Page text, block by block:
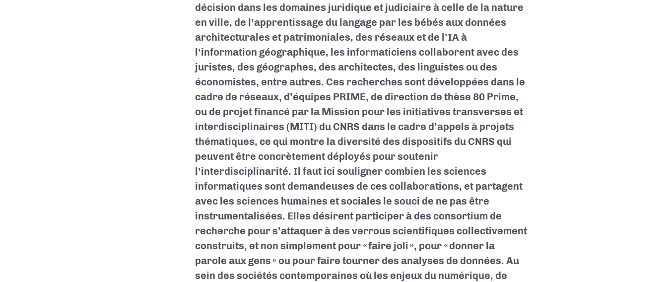
décision dans les domaines juridique et judiciaire à celle de la nature
en ville, de l’apprentissage du langage par les bébés aux données
architecturales et patrimoniales, des réseaux et de l’IA à
l’information géographique, les informaticiens collaborent avec des
juristes, des géographes, des architectes, des linguistes ou des
économistes, entre autres. Ces recherches sont développées dans le
cadre de réseaux, d’équipes PRIME, de direction de thèse 80 Prime,
ou de projet financé par la Mission pour les initiatives transverses et
interdisciplinaires (MITI) du CNRS dans le cadre d’appels à projets
thématiques, ce qui montre la diversité des dispositifs du CNRS qui
peuvent être concrètement déployés pour soutenir
l’interdisciplinarité. Il faut ici souligner combien les sciences
informatiques sont demandeuses de ces collaborations, et partagent
avec les sciences humaines et sociales le souci de ne pas être
instrumentalisées. Elles désirent participer à des consortium de
recherche pour s’attaquer à des verrous scientifiques collectivement
construits, et non simplement pour « faire joli », pour « donner la
parole aux gens » ou pour faire tourner des analyses de données. Au
sein des sociétés contemporaines où les enjeux du numérique, de